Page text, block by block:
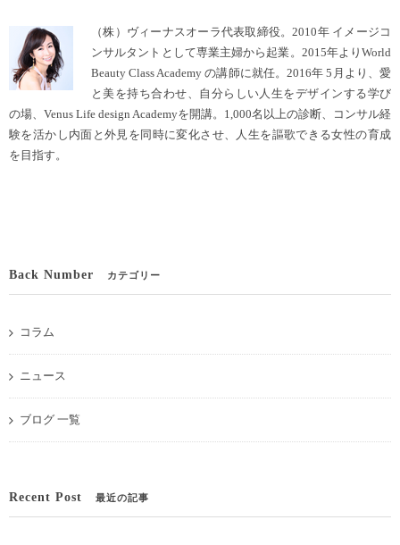
（株）ヴィーナスオーラ代表取締役。2010年 イメージコ
ンサルタントとして専業主婦から起業。2015年よりWorld
Beauty Class Academy の講師に就任。2016年 5月より、愛
と美を持ち合わせ、自分らしい人生をデザインする学び
の場、Venus Life design Academyを開講。1,000名以上の診断、コンサル経
験を活かし内面と外見を同時に変化させ、人生を謳歌できる女性の育成
を目指す。
Back Number カテゴリー
コラム
ニュース
ブログ 一覧
Recent Post 最近の記事